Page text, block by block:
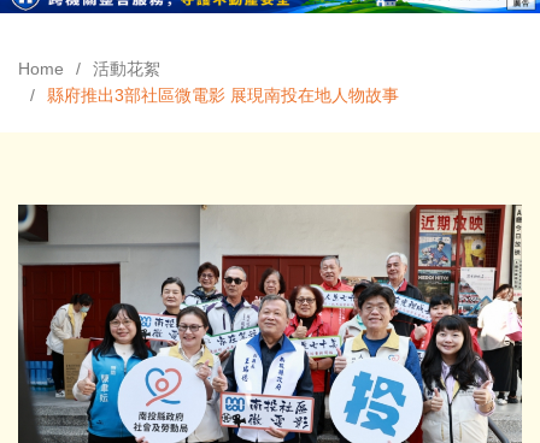
Home
活動花絮
縣府推出3部社區微電影 展現南投在地人物故事